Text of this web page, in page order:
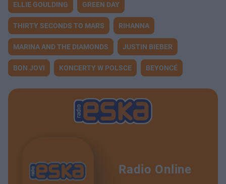
ELLIE GOULDING GREEN DAY
THIRTY SECONDS TO MARS RIHANNA
MARINA AND THE DIAMONDS JUSTIN BIEBER
BON JOVI KONCERTY W POLSCE BEYONCÉ
Radio Online